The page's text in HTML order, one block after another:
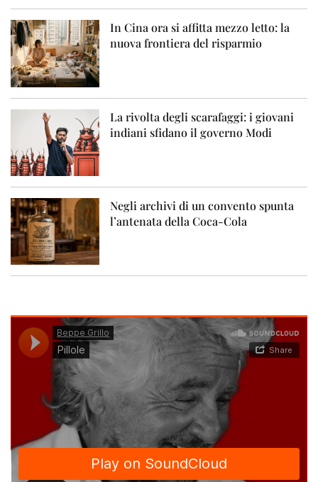
In Cina ora si affitta mezzo letto: la
nuova frontiera del risparmio
La rivolta degli scarafaggi: i giovani
indiani sfidano il governo Modi
Negli archivi di un convento spunta
l’antenata della Coca-Cola